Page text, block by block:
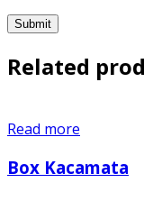
Related
Read more
Box Kacamata